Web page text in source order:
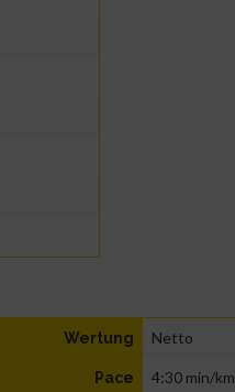
Wertung Netto
Pace 4:30 min/km